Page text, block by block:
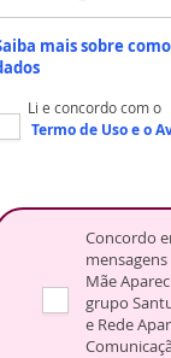
mais sobre
Li e concordo com o
Termo de Usoe o
Concordo
mensagens
Mãe
grupo
e Rede